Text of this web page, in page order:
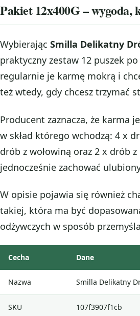
Pakiet 12x400G – wygoda,
Wybierając Smilla Delikatny
praktyczny zestaw 12 puszek
regularnie je karmę mokrą i
też wtedy, gdy chcesz trzymać
Producent zaznacza, że karma
w skład którego wchodzą: 4 x
drób z wołowiną oraz 2 x drób
jednocześnie zachować
W opisie pojawia się również
takiej, która ma być
odżywczych w sposób
Cecha Dane
Nazwa Smilla Delikatny
SKU 107f3907f1cb